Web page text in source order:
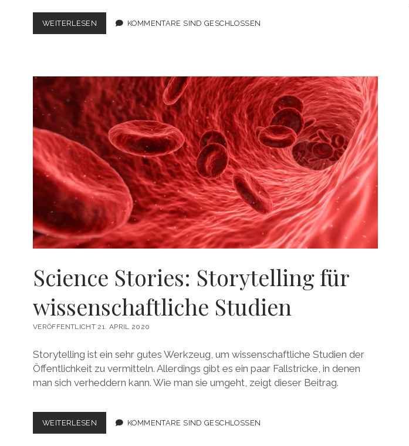
WEITERLESEN FUCHSLUNGE
UND
SIND
MITTELALTERLICHE
HANDSCHRIFTEN
KOMMENTARE SIND GESCHLOSSEN
Science Stories: Storytelling für
wissenschaftliche Studien
VERÖFFENTLICHT 21. APRIL 2020
Storytelling ist ein sehr gutes Werkzeug, um wissenschaftliche Studien der
Öffentlichkeit zu vermitteln. Allerdings gibt es ein paar Fallstricke, in denen
man sich verheddern kann. Wie man sie umgeht, zeigt dieser Beitrag.
WEITERLESEN SCIENCE
STORIES:
KOMMENTARE SIND GESCHLOSSEN